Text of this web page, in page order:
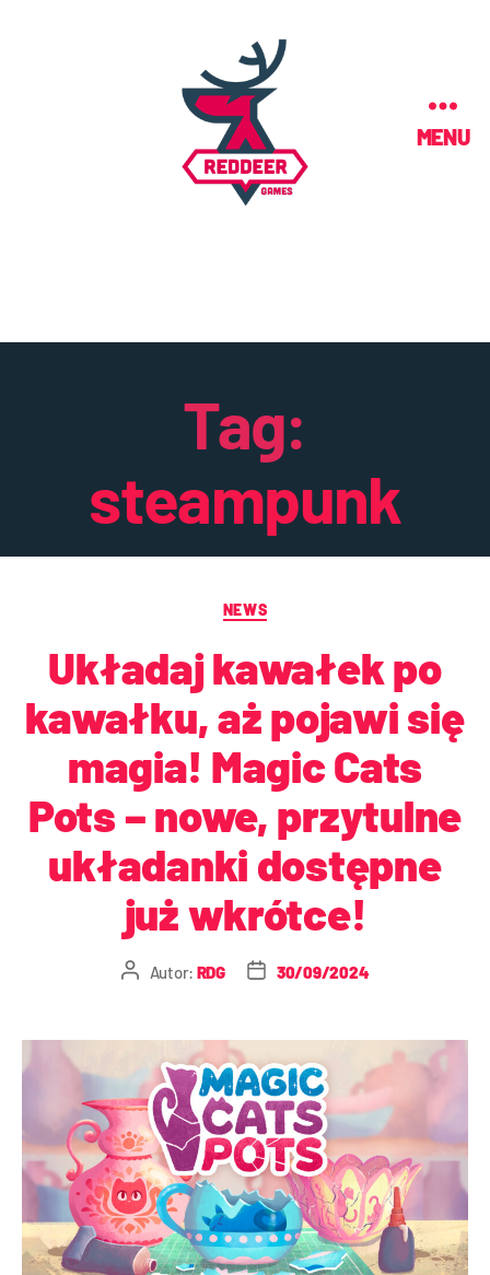
MENU
Tag:
steampunk
NEWS
Układaj kawałek po
kawałku, aż pojawi się
magia! Magic Cats
Pots – nowe, przytulne
układanki dostępne
już wkrótce!
Autor: RDG 30/09/2024